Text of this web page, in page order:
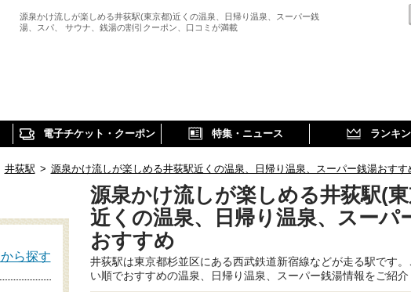
源泉かけ流しが楽しめる井荻駅(東京都)近くの温泉、日帰り温泉、スーパー銭
湯、スパ、 サウナ、銭湯の割引クーポン、口コミが満載
電子チケット・クーポン 特集・ニュース ランキ
井荻駅 > 源泉かけ流しが楽しめる井荻駅近くの温泉、日帰り温泉、スーパー銭湯おすす
源泉かけ流しが楽しめる井荻駅(
近くの温泉、日帰り温泉、スーパ
おすすめ
井荻駅は東京都杉並区にある西武鉄道新宿線などが走る駅です
い順でおすすめの温泉、日帰り温泉、スーパー銭湯情報をご紹介
ら探す